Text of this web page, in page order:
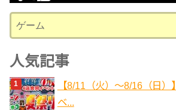
ブ
テ
ゴ
リ
ー
人気記事
【8/11（火）～8/16（日）】
ベ...